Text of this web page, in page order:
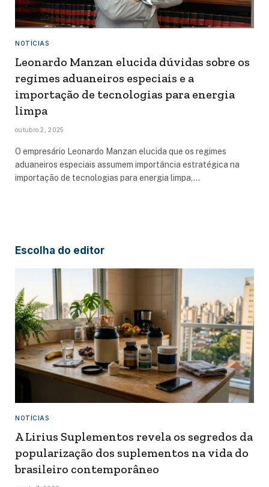
NOTÍCIAS
Leonardo Manzan elucida dúvidas sobre os
regimes aduaneiros especiais e a
importação de tecnologias para energia
limpa
outubro 2, 2025
O empresário Leonardo Manzan elucida que os regimes
aduaneiros especiais assumem importância estratégica na
importação de tecnologias para energia limpa,…
Escolha do editor
NOTÍCIAS
A Lirius Suplementos revela os segredos da
popularização dos suplementos na vida do
brasileiro contemporâneo